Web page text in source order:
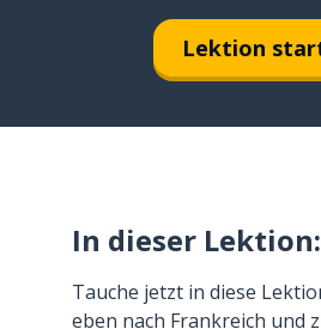
Lektion
In dieser Lektion:
Tauche jetzt in diese
eben nach Frankreich und